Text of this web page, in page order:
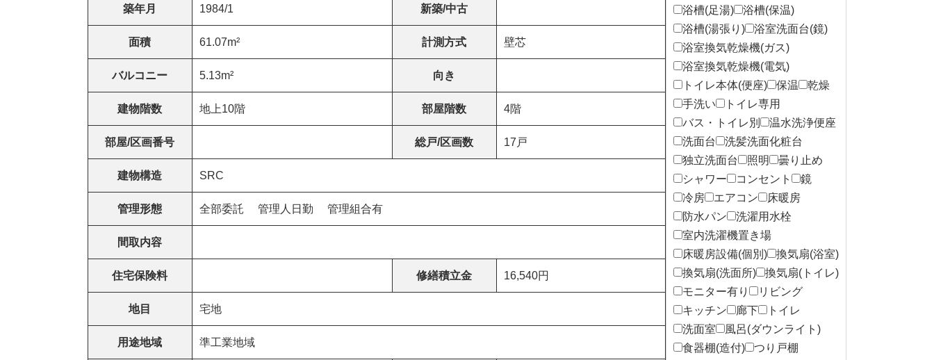
築年月 1984/1 新築/中古
面積 61.07m² 計測方式 壁芯
バルコニー 5.13m² 向き
建物階数 地上10階 部屋階数 4階
部屋/区画番号 総戸/区画数 17戸
建物構造 SRC
管理形態 全部委託 管理人日勤 管理組合有
間取内容
住宅保険料 修繕積立金 16,540円
地目 宅地
用途地域 準工業地域
浴槽(足湯)
浴槽(保温)
浴槽(湯張り)
浴室洗面台(鏡)
浴室換気乾燥機(ガス)
浴室換気乾燥機(電気)
トイレ本体(便座)
保温
乾燥
手洗い
トイレ専用
バス・トイレ別
温水洗浄便座
洗面台
洗髪洗面化粧台
独立洗面台
照明
曇り止め
シャワー
コンセント
鏡
冷房
エアコン
床暖房
防水パン
洗濯用水栓
室内洗濯機置き場
床暖房設備(個別)
換気扇(浴室)
換気扇(洗面所)
換気扇(トイレ)
モニター有り
リビング
キッチン
廊下
トイレ
洗面室
風呂(ダウンライト)
食器棚(造付)
つり戸棚